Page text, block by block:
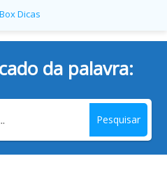
da palavra:
Pesquisar